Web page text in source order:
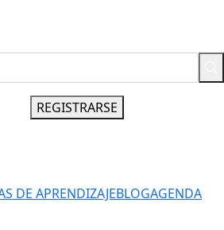
REGISTRARSE
DE APRENDIZAJEBLOGAGENDA